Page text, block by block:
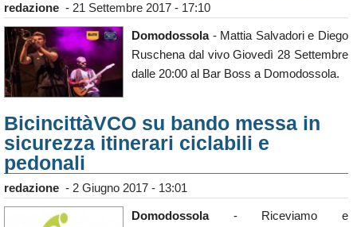
redazione - 21 Settembre 2017 - 17:10
Domodossola- Mattia Salvadori e Diego
Ruschena dal vivo Giovedì 28 Settembre
dalle 20:00 al Bar Boss a Domodossola.
BicincittàVCO su bando messa in
sicurezza itinerari ciclabili e
pedonali
redazione - 2 Giugno 2017 - 13:01
Domodossola- Riceviamo e